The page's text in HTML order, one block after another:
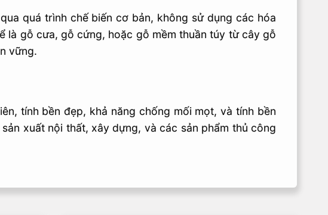
quá trình chế biến cơ bản, không sử dụng các hóa
là gỗ cưa, gỗ cứng, hoặc gỗ mềm thuần túy từ cây gỗ
vững.
tính bền đẹp, khả năng chống mối mọt, và tính bền
xuất nội thất, xây dựng, và các sản phẩm thủ công